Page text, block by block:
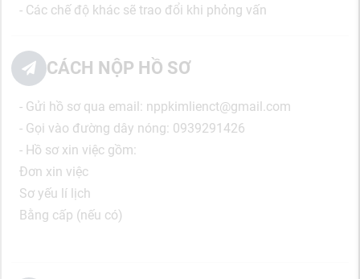
- Các chế độ khác sẽ trao đổi khi phỏng vấn
CÁCH NỘP HỒ SƠ
- Gửi hồ sơ qua email: nppkimlienct@gmail.com
- Gọi vào đường dây nóng: 0939291426
- Hồ sơ xin việc gồm:
Đơn xin việc
Sơ yếu lí lịch
Bằng cấp (nếu có)